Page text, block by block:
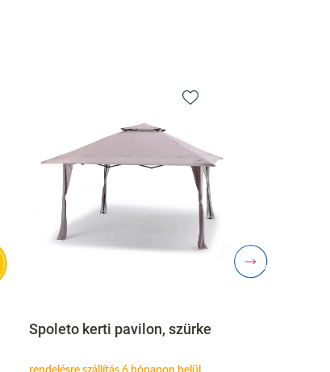
Spoleto kerti pavilon, szürke